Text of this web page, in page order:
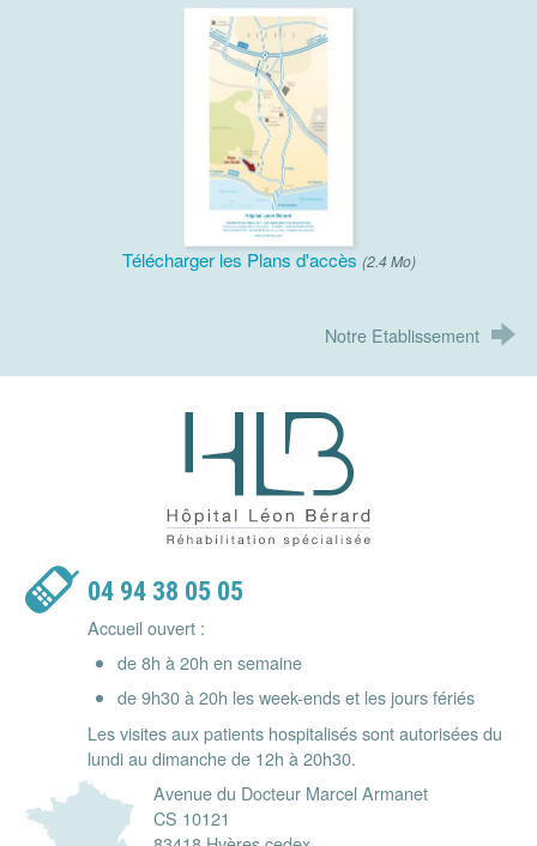
Télécharger les Plans d'accès (2.4 Mo)
Notre Etablissement
Hôpital Léon Bérard -
04 94 38 05 05
Accueil ouvert :
de 8h à 20h en semaine
de 9h30 à 20h les week-ends et les jours fériés
Les visites aux patients hospitalisés sont autorisées du
lundi au dimanche de 12h à 20h30.
Avenue du Docteur Marcel Armanet
CS 10121